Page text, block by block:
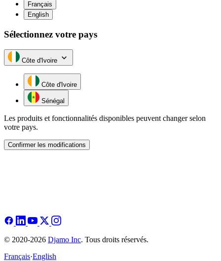
Français
English
Sélectionnez votre pays
Côte d'Ivoire
Côte d'Ivoire
Sénégal
Les produits et fonctionnalités disponibles peuvent changer selon
votre pays.
Confirmer les modifications
© 2020-2026 Djamo Inc. Tous droits réservés.
Français·English